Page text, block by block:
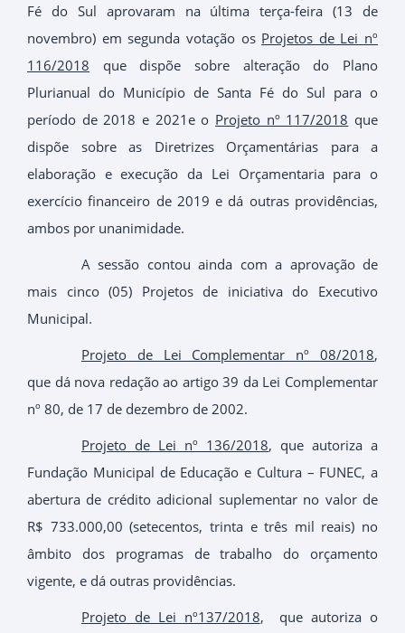
Fé do Sul aprovaram na última terça-feira (13 de
novembro) em segunda votação os Projetos de Lei nº
116/2018 que dispõe sobre alteração do Plano
Plurianual do Município de Santa Fé do Sul para o
período de 2018 e 2021e o Projeto nº 117/2018 que
dispõe sobre as Diretrizes Orçamentárias para a
elaboração e execução da Lei Orçamentaria para o
exercício financeiro de 2019 e dá outras providências,
ambos por unanimidade.
A sessão contou ainda com a aprovação de
mais cinco (05) Projetos de iniciativa do Executivo
Municipal.
Projeto de Lei Complementar nº 08/2018,
que dá nova redação ao artigo 39 da Lei Complementar
nº 80, de 17 de dezembro de 2002.
Projeto de Lei nº 136/2018, que autoriza a
Fundação Municipal de Educação e Cultura – FUNEC, a
abertura de crédito adicional suplementar no valor de
R$ 733.000,00 (setecentos, trinta e três mil reais) no
âmbito dos programas de trabalho do orçamento
vigente, e dá outras providências.
Projeto de Lei nº137/2018, que autoriza o